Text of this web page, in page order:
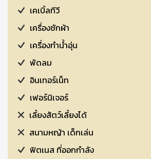
เคเบิ้ลทีวี
เครื่องซักผ้า
เครื่องทำน้ำอุ่น
พัดลม
อินเทอร์เน็ท
เฟอร์นิเจอร์
เลี้ยงสัตว์เลี้ยงได้
สนามหญ้า เด็กเล่น
ฟิตเนส ที่ออกกำลัง